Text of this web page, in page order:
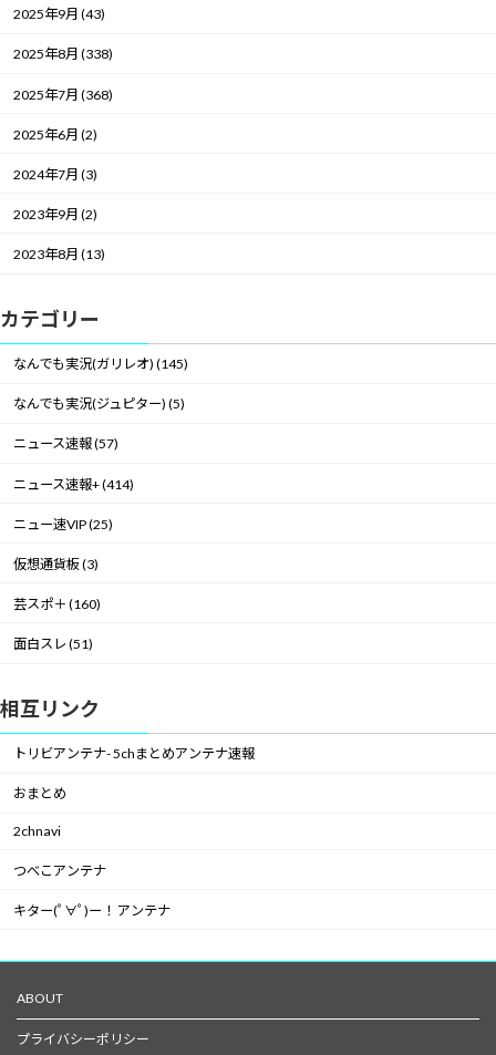
2025年9月 (43)
2025年8月 (338)
2025年7月 (368)
2025年6月 (2)
2024年7月 (3)
2023年9月 (2)
2023年8月 (13)
カテゴリー
なんでも実況(ガリレオ) (145)
なんでも実況(ジュピター) (5)
ニュース速報 (57)
ニュース速報+ (414)
ニュー速VIP (25)
仮想通貨板 (3)
芸スポ＋ (160)
面白スレ (51)
相互リンク
トリビアンテナ- 5chまとめアンテナ速報
おまとめ
2chnavi
つべこアンテナ
キター(ﾟ∀ﾟ)ー！ アンテナ
ABOUT
プライバシーポリシー